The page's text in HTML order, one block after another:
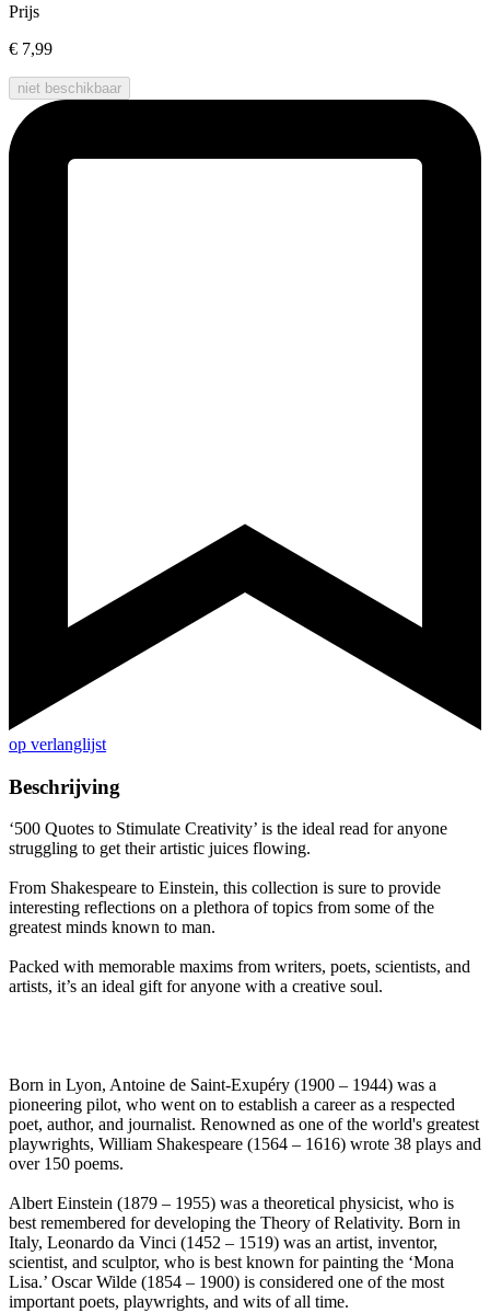
Prijs
€ 7,99
niet beschikbaar
op verlanglijst
Beschrijving
‘500 Quotes to Stimulate Creativity’ is the ideal read for anyone
struggling to get their artistic juices flowing.
From Shakespeare to Einstein, this collection is sure to provide
interesting reflections on a plethora of topics from some of the
greatest minds known to man.
Packed with memorable maxims from writers, poets, scientists, and
artists, it’s an ideal gift for anyone with a creative soul.
Born in Lyon, Antoine de Saint-Exupéry (1900 – 1944) was a
pioneering pilot, who went on to establish a career as a respected
poet, author, and journalist. Renowned as one of the world's greatest
playwrights, William Shakespeare (1564 – 1616) wrote 38 plays and
over 150 poems.
Albert Einstein (1879 – 1955) was a theoretical physicist, who is
best remembered for developing the Theory of Relativity. Born in
Italy, Leonardo da Vinci (1452 – 1519) was an artist, inventor,
scientist, and sculptor, who is best known for painting the ‘Mona
Lisa.’ Oscar Wilde (1854 – 1900) is considered one of the most
important poets, playwrights, and wits of all time.